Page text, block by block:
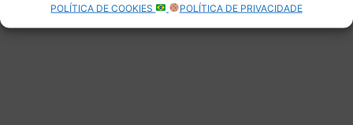
POLÍTICA DE COOKIES POLÍTICA DE PRIVACIDADE